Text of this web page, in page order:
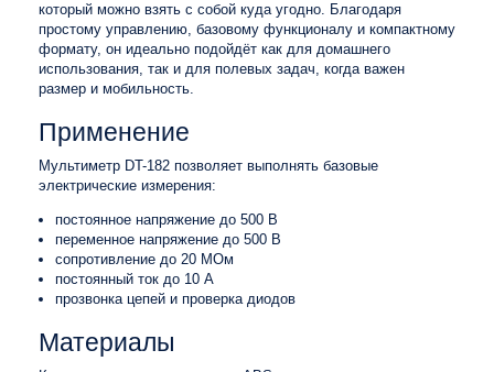
который можно взять с собой куда угодно. Благодаря
простому управлению, базовому функционалу и компактному
формату, он идеально подойдёт как для домашнего
использования, так и для полевых задач, когда важен
размер и мобильность.
Применение
Мультиметр DT-182 позволяет выполнять базовые
электрические измерения:
постоянное напряжение до 500 В
переменное напряжение до 500 В
сопротивление до 20 МОм
постоянный ток до 10 А
прозвонка цепей и проверка диодов
Материалы